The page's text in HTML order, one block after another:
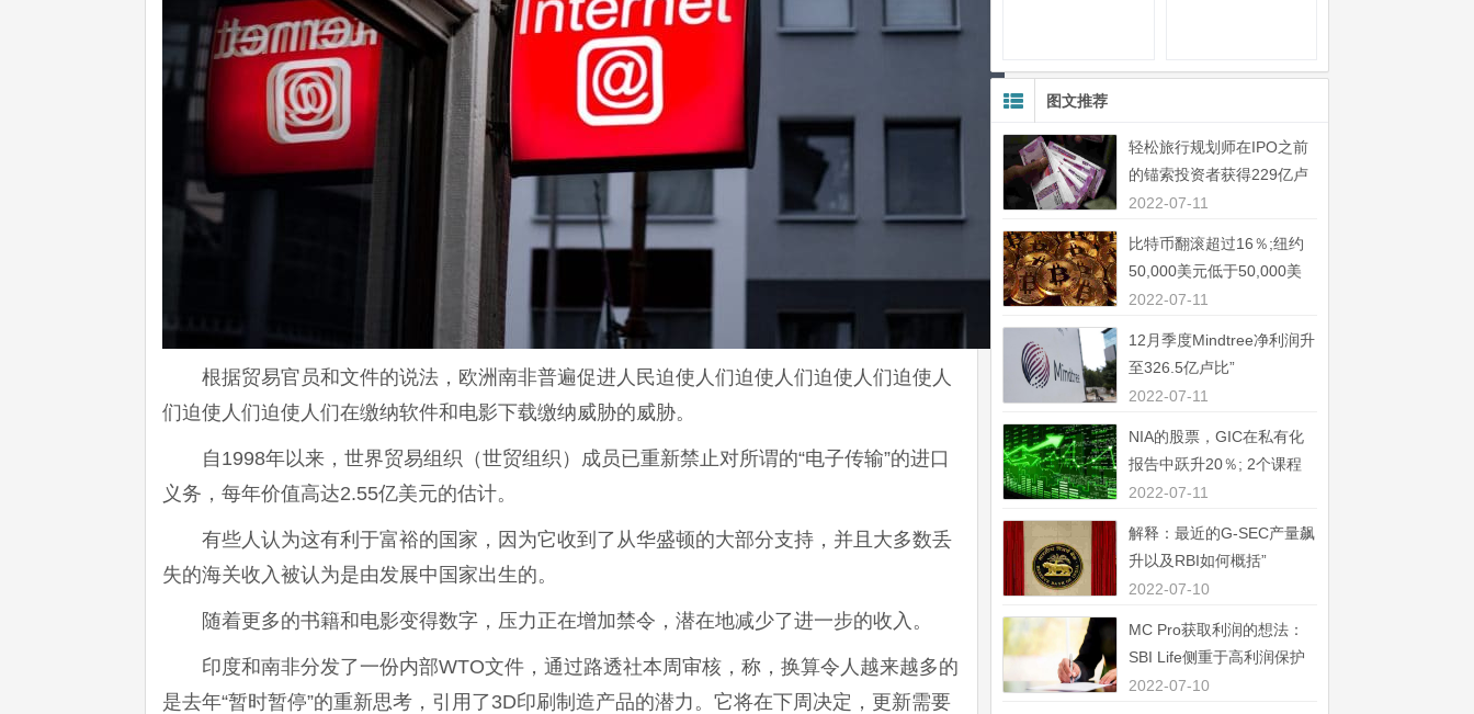
根据贸易官员和文件的说法，欧洲南非普遍促进人民迫使人们迫使人们迫使人们迫使人
们迫使人们迫使人们在缴纳软件和电影下载缴纳威胁的威胁。
自1998年以来，世界贸易组织（世贸组织）成员已重新禁止对所谓的“电子传输”的进口
义务，每年价值高达2.55亿美元的估计。
有些人认为这有利于富裕的国家，因为它收到了从华盛顿的大部分支持，并且大多数丢
失的海关收入被认为是由发展中国家出生的。
随着更多的书籍和电影变得数字，压力正在增加禁令，潜在地减少了进一步的收入。
印度和南非分发了一份内部WTO文件，通过路透社本周审核，称，换算令人越来越多的
是去年“暂时暂停”的重新思考，引用了3D印刷制造产品的潜力。它将在下周决定，更新需要
图文推荐
轻松旅行规划师在IPO之前
的锚索投资者获得229亿卢
比”
2022-07-11
比特币翻滚超过16％;纽约
50,000美元低于50,000美
元”
2022-07-11
12月季度Mindtree净利润升
至326.5亿卢比”
2022-07-11
NIA的股票，GIC在私有化
报告中跃升20％; 2个课程
中44％”
2022-07-11
解释：最近的G-SEC产量飙
升以及RBI如何概括”
2022-07-10
MC Pro获取利润的想法：
SBI Life侧重于高利润保护
业务”
2022-07-10